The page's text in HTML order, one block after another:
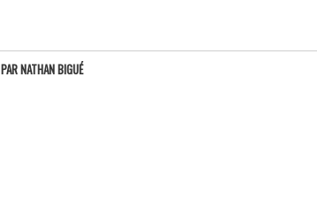
PARNATHAN BIGUÉ